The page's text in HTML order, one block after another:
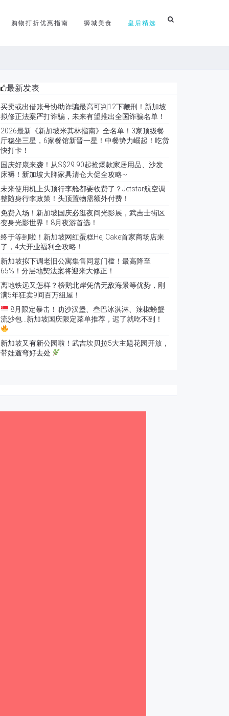
购物打折优惠指南 狮城美食 皇后精选
最新发表
买卖或出借账号协助诈骗最高可判12下鞭刑！新加坡
拟修正法案严打诈骗，未来有望推出全国诈骗名单！
2026最新《新加坡米其林指南》全名单！3家顶级餐
厅稳坐三星，6家餐馆新晋一星！中餐势力崛起！吃货
快打卡！
国庆好康来袭！从S$29.90起抢爆款家居用品、沙发
床褥！新加坡大牌家具清仓大促全攻略~
未来使用机上头顶行李舱都要收费了？Jetstar航空调
整随身行李政策！头顶置物需额外付费！
免费入场！新加坡国庆必逛夜间光影展，武吉士街区
变身光影世界！8月夜游首选！
终于等到啦！新加坡网红蛋糕Hej Cake首家商场店来
了，4大开业福利全攻略！
新加坡拟下调老旧公寓集售同意门槛！最高降至
65%！分层地契法案将迎来大修正！
离地铁远又怎样？榜鹅北岸凭借无敌海景等优势，刚
满5年狂卖9间百万组屋！
8月限定暴击！叻沙汉堡、叁巴冰淇淋、辣椒螃蟹
流沙包…新加坡国庆限定菜单推荐，迟了就吃不到！
新加坡又有新公园啦！武吉坎贝拉5大主题花园开放，
带娃遛弯好去处